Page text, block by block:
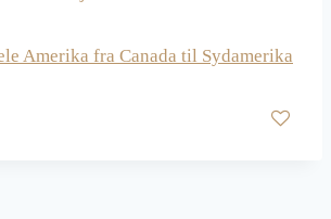
Amerika fra Canada til Sydamerika